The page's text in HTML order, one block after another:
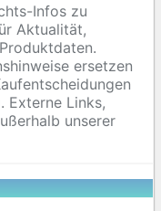
Infos zu
Aktualität,
ersetzen
Externe Links,
unserer